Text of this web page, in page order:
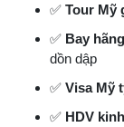
✅ Tour Mỹ
✅ Bay
dồn dập
✅ Visa Mỹ
✅ HDV